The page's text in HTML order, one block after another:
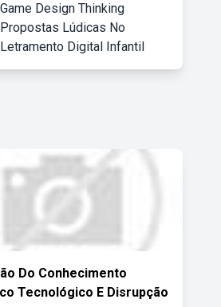
Game Design Thinking
Propostas Lúdicas No
Letramento Digital Infantil
Do Conhecimento
Tecnológico E Disrupção